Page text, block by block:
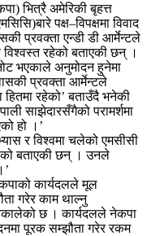
भित्रै अमेरिकी बृहत्त
पक्ष–विपक्षमा विवाद
प्रवक्ता एन्डी डी आर्मेन्टले
रहेको बताएकी छन् ।
भएकाले अनुमोदन हुनेमा
प्रवक्ता आर्मेन्टले
रहेको’ बताउँदै भनेकी
साझेदारसँगैको परामर्शमा
हो ।’
र विश्वमा चलेको एमसीसी
बताएकी छन् । उनले
कार्यदलले मूल
गरेर काम थाल्नु
निकालेको छ । कार्यदलले नेकपा
पूरक सम्झौता गरेर रकम